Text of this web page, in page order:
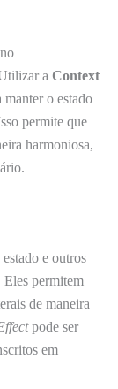
a Context
manter o estado
permite que
harmoniosa,
e outros
Eles permitem
de maneira
pode ser
em